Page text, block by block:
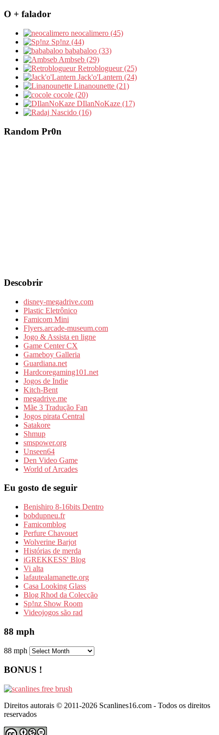
O + falador
neocalimero (45)
Sp!nz (44)
bababaloo (33)
Ambseb (29)
Retroblogueur (25)
Jack'o'Lantern (24)
Linanounette (21)
cocole (20)
DIlanNoKaze (17)
Nascido (16)
Random Pr0n
Descobrir
disney-megadrive.com
Plastic Eletrônico
Famicom Mini
Flyers.arcade-museum.com
Jogo & Assista en ligne
Game Center CX
Gameboy Galleria
Guardiana.net
Hardcoregaming101.net
Jogos de Indie
Kitch-Bent
megadrive.me
Mãe 3 Tradução Fan
Jogos pirata Central
Satakore
Shmup
smspower.org
Unseen64
Den Video Game
World of Arcades
Eu gosto de seguir
Benishiro 8-16bits Dentro
bobdupneu.fr
Famicomblog
Perfure Chavouet
Wolverine Barjot
Histórias de merda
iGREKKESS' Blog
Vi alta
lafautealamanette.org
Casa Looking Glass
Blog Rhod da Colecção
Sp!nz Show Room
Videojogos são rad
88 mph
88 mph
BONUS !
Direitos autorais © 2011-2026 Scanlines16.com - Todos os direitos
reservados